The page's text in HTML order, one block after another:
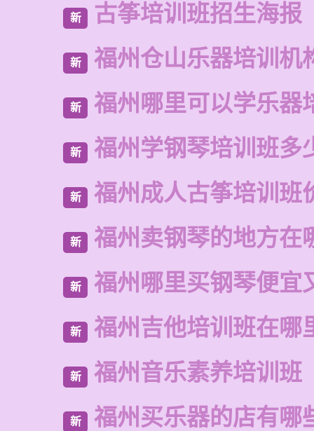
新 古筝培训班招生海报
新 福州仓山乐器培训机
新 福州哪里可以学乐器
新 福州学钢琴培训班多
新 福州成人古筝培训班
新 福州卖钢琴的地方在
新 福州哪里买钢琴便宜
新 福州吉他培训班在哪
新 福州音乐素养培训班
新 福州买乐器的店有哪